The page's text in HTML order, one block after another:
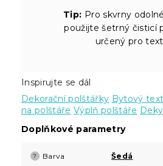
Tip: Pro skvrny
použijte šetrný čisticí
určený pro
Inspirujte se dál
Dekorační polštářky Bytový
na polštáře Výplň polštáře
Doplňkové parametry
? Barva Šedá